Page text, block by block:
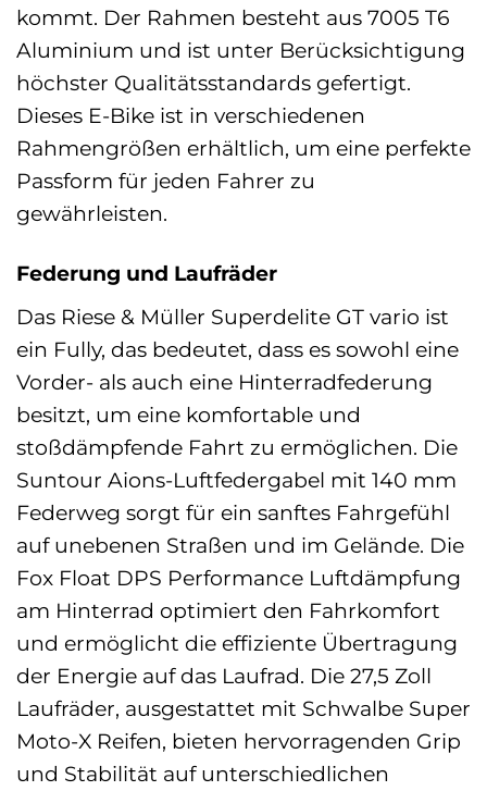
kommt. Der Rahmen besteht aus 7005 T6
Aluminium und ist unter Berücksichtigung
höchster Qualitätsstandards gefertigt.
Dieses E-Bike ist in verschiedenen
Rahmengrößen erhältlich, um eine perfekte
Passform für jeden Fahrer zu
gewährleisten.
Federung und Laufräder
Das Riese & Müller Superdelite GT vario ist
ein Fully, das bedeutet, dass es sowohl eine
Vorder- als auch eine Hinterradfederung
besitzt, um eine komfortable und
stoßdämpfende Fahrt zu ermöglichen. Die
Suntour Aions-Luftfedergabel mit 140 mm
Federweg sorgt für ein sanftes Fahrgefühl
auf unebenen Straßen und im Gelände. Die
Fox Float DPS Performance Luftdämpfung
am Hinterrad optimiert den Fahrkomfort
und ermöglicht die effiziente Übertragung
der Energie auf das Laufrad. Die 27,5 Zoll
Laufräder, ausgestattet mit Schwalbe Super
Moto-X Reifen, bieten hervorragenden Grip
und Stabilität auf unterschiedlichen